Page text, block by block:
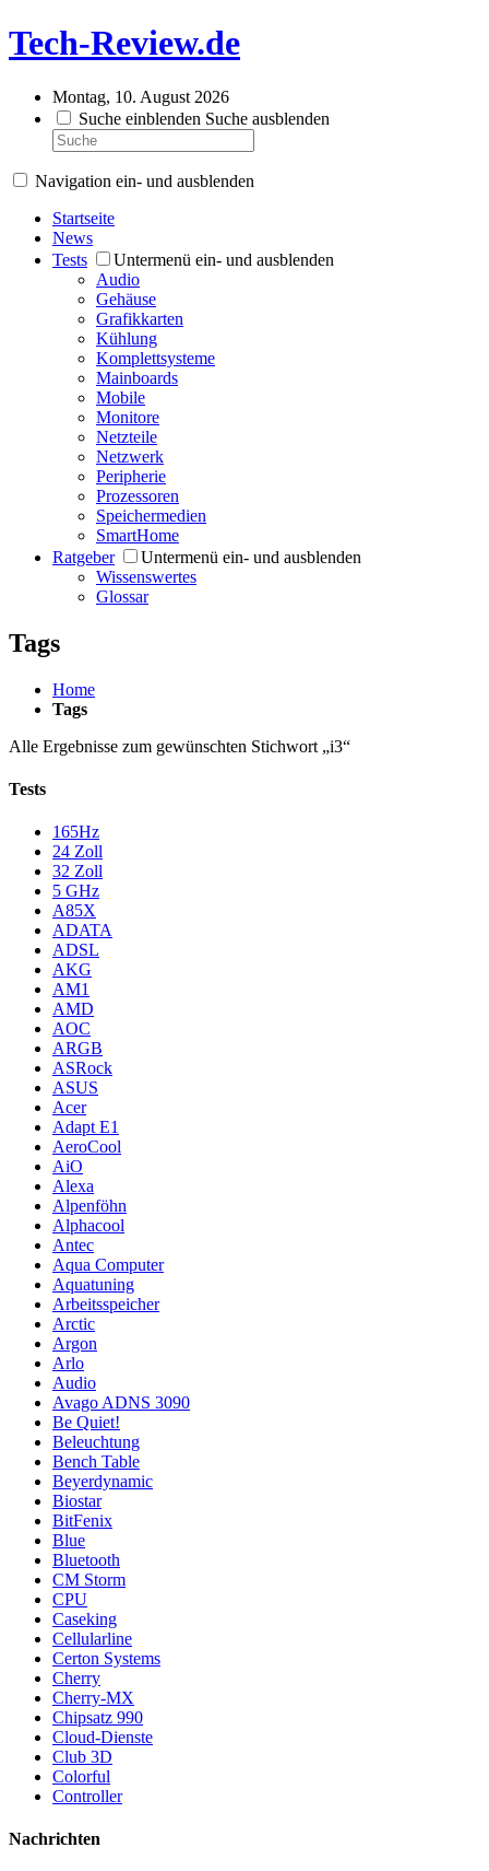
Tech-Review.de
Montag, 10. August 2026
Suche einblenden Suche ausblenden
Navigation ein- und ausblenden
Startseite
News
Tests
Untermenü ein- und ausblenden
Audio
Gehäuse
Grafikkarten
Kühlung
Komplettsysteme
Mainboards
Mobile
Monitore
Netzteile
Netzwerk
Peripherie
Prozessoren
Speichermedien
SmartHome
Ratgeber
Untermenü ein- und ausblenden
Wissenswertes
Glossar
Tags
Home
Tags
Alle Ergebnisse zum gewünschten Stichwort „i3“
Tests
165Hz
24 Zoll
32 Zoll
5 GHz
A85X
ADATA
ADSL
AKG
AM1
AMD
AOC
ARGB
ASRock
ASUS
Acer
Adapt E1
AeroCool
AiO
Alexa
Alpenföhn
Alphacool
Antec
Aqua Computer
Aquatuning
Arbeitsspeicher
Arctic
Argon
Arlo
Audio
Avago ADNS 3090
Be Quiet!
Beleuchtung
Bench Table
Beyerdynamic
Biostar
BitFenix
Blue
Bluetooth
CM Storm
CPU
Caseking
Cellularline
Certon Systems
Cherry
Cherry-MX
Chipsatz 990
Cloud-Dienste
Club 3D
Colorful
Controller
Nachrichten